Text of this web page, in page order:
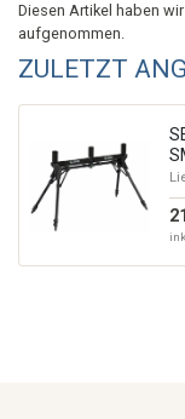
Diesen Artikel haben
aufgenommen.
ZULETZT